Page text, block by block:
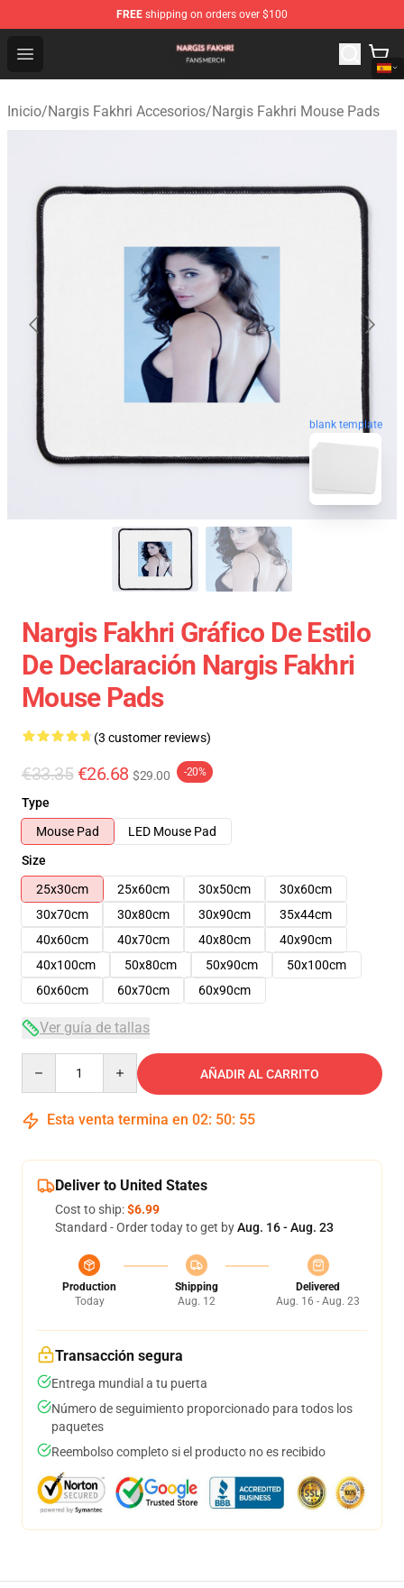
FREE shipping on orders over $100
Open menu
Nargis Fakhri Shop - Official Nargis Fakhri Merchandise
Inicio/Nargis Fakhri Accesorios/Nargis Fakhri Mouse Pads
blank template
Nargis Fakhri Gráfico De Estilo
De Declaración Nargis Fakhri
Mouse Pads
(3 customer reviews)
€33.35 €26.68 $29.00 -20%
Type
Mouse Pad
LED Mouse Pad
Size
25x30cm
25x60cm 30x50cm
30x60cm
30x70cm
30x80cm 30x90cm
35x44cm
40x60cm
40x70cm 40x80cm
40x90cm
40x100cm
50x80cm 50x90cm
50x100cm
60x60cm
60x70cm 60x90cm
Ver guía de tallas
AÑADIR AL CARRITO
Esta venta termina en 02: 50: 54
Deliver to United States
Cost to ship:$6.99
Standard - Order today to get byAug. 16 - Aug. 23
Production
Today
Shipping
Aug. 12
Delivered
Aug. 16 - Aug. 23
Transacción segura
Entrega mundial a tu puerta
Número de seguimiento proporcionado para todos los
paquetes
Reembolso completo si el producto no es recibido